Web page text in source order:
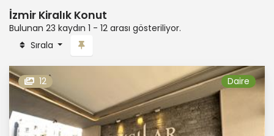
İzmir Kiralık Konut
Bulunan 23 kaydın 1 - 12 arası gösteriliyor.
Sırala
12 Daire